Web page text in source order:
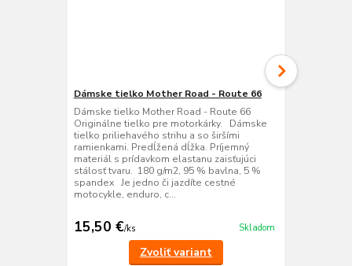
Dámske tielko Mother Road - Route 66
Dámske tielko Mother Road - Route 66
Originálne tielko pre motorkárky. Dámske
tielko priliehavého strihu a so širšími
ramienkami. Predĺžená dĺžka. Príjemný
materiál s prídavkom elastanu zaisťujúci
stálosť tvaru. 180 g/m2, 95 % bavlna, 5 %
spandex Je jedno či jazdíte cestné
motocykle, enduro, c...
15,50 €/ks Skladom
Zvoliť variant